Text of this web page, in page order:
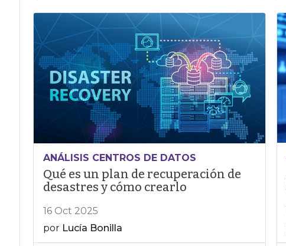
ANÁLISIS CENTROS DE DATOS
Qué es un plan de recuperación de
desastres y cómo crearlo
16 Oct 2025
por Lucía Bonilla